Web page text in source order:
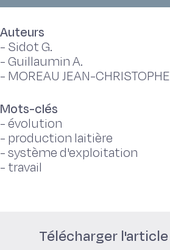
Auteurs
- Sidot G.
-Guillaumin A.
- MOREAU JEAN-CHRISTOPHE
Mots-clés
-évolution
- production laitière
-système d'exploitation
- travail
Télécharger l'article